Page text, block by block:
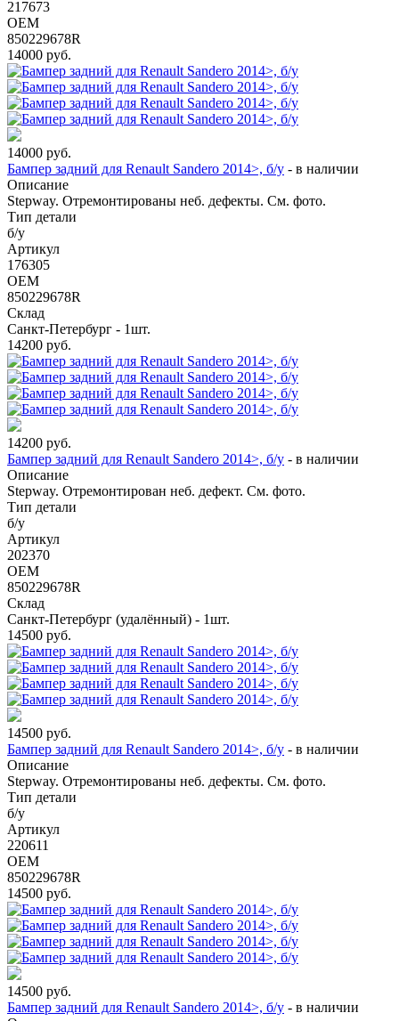
217673
OEM
850229678R
14000 руб.
14000 руб.
Бампер задний для Renault Sandero 2014>, б/у - в наличии
Описание
Stepway. Отремонтированы неб. дефекты. См. фото.
Тип детали
б/у
Артикул
176305
OEM
850229678R
Склад
Санкт-Петербург - 1шт.
14200 руб.
14200 руб.
Бампер задний для Renault Sandero 2014>, б/у - в наличии
Описание
Stepway. Отремонтирован неб. дефект. См. фото.
Тип детали
б/у
Артикул
202370
OEM
850229678R
Склад
Санкт-Петербург (удалённый) - 1шт.
14500 руб.
14500 руб.
Бампер задний для Renault Sandero 2014>, б/у - в наличии
Описание
Stepway. Отремонтированы неб. дефекты. См. фото.
Тип детали
б/у
Артикул
220611
OEM
850229678R
14500 руб.
14500 руб.
Бампер задний для Renault Sandero 2014>, б/у - в наличии